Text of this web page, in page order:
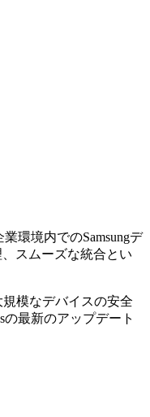
環境内でのSamsungデ
スムーズな統合とい
模なデバイスの安全
最新のアップデート